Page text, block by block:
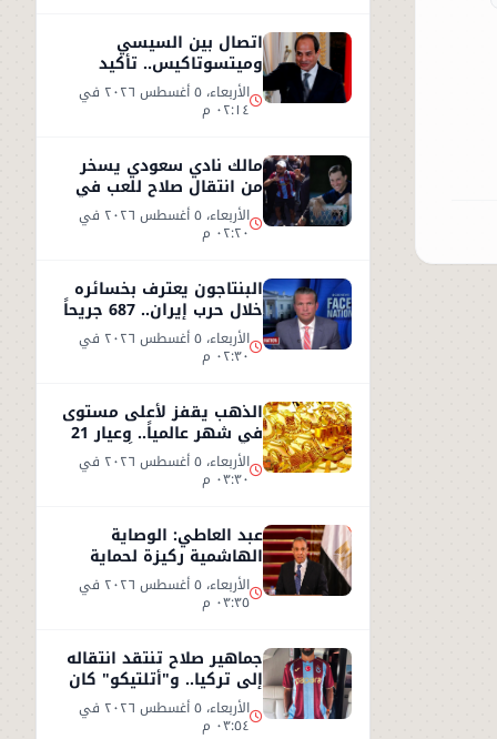
اتصال بين السيسي
وميتسوتاكيس.. تأكيد
مصري على دعم اليونان بعد
حرائق الغابات الأربعاء، ٥ أغسطس ٢٠٢٦ في
٠٢:١٤ م
مالك نادي سعودي يسخر
من انتقال صلاح للعب في
تركيا ورفضه روشن الأربعاء، ٥ أغسطس ٢٠٢٦ في
٠٢:٢٠ م
البنتاجون يعترف بخسائره
خلال حرب إيران.. 687 جريحاً
واستنزاف 80% من
الصواريخ الأربعاء، ٥ أغسطس ٢٠٢٦ في
٠٢:٣٠ م
الذهب يقفز لأعلى مستوى
في شهر عالمياً.. وعيار 21
يسجل 5930 جنيهاً الأربعاء، ٥ أغسطس ٢٠٢٦ في
٠٣:٣٠ م
عبد العاطي: الوصاية
الهاشمية ركيزة لحماية
مقدسات القدس ومصر
ترفض مخططات التهويد
الأربعاء، ٥ أغسطس ٢٠٢٦ في
٠٣:٣٥ م
جماهير صلاح تنتقد انتقاله
إلى تركيا.. و"أتلتيكو" كان
الخيار الأفضل الأربعاء، ٥ أغسطس ٢٠٢٦ في
٠٣:٥٤ م